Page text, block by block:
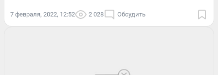
7 февраля, 2022, 12:52 2 028 Обсудить